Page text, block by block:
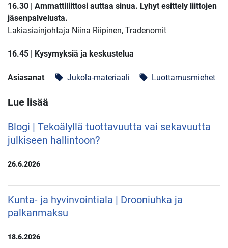
16.30 | Ammattiliittosi auttaa sinua. Lyhyt esittely liittojen
jäsenpalvelusta.
Lakiasiainjohtaja Niina Riipinen, Tradenomit
16.45 | Kysymyksiä ja keskustelua
Asiasanat local_offer Jukola-materiaali local_offer Luottamusmiehet
Lue lisää
Blogi | Tekoälyllä tuottavuutta vai sekavuutta
julkiseen hallintoon?
26.6.2026
Kunta- ja hyvinvointiala | Drooniuhka ja
palkanmaksu
18.6.2026